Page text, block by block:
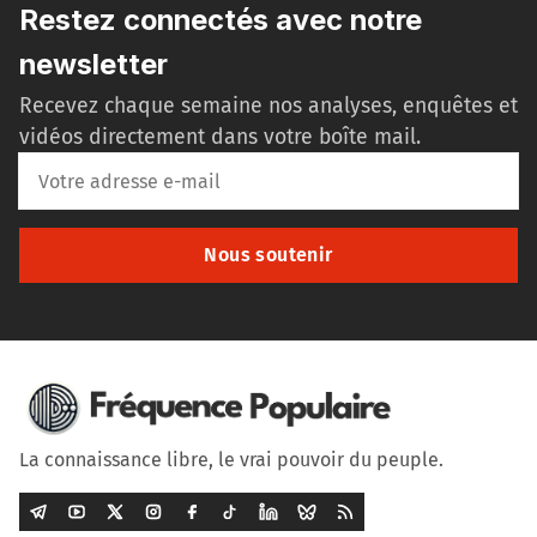
Restez connectés avec notre
newsletter
Recevez chaque semaine nos analyses, enquêtes et
vidéos directement dans votre boîte mail.
Nous soutenir
La connaissance libre, le vrai pouvoir du peuple.